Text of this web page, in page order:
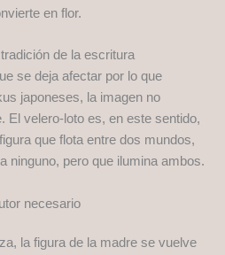
en flor.
de la escritura
se deja afectar por lo que
japoneses, la imagen no
El velero-loto es, en este sentido,
que flota entre dos mundos,
ninguno, pero que ilumina ambos.
necesario
la figura de la madre se vuelve